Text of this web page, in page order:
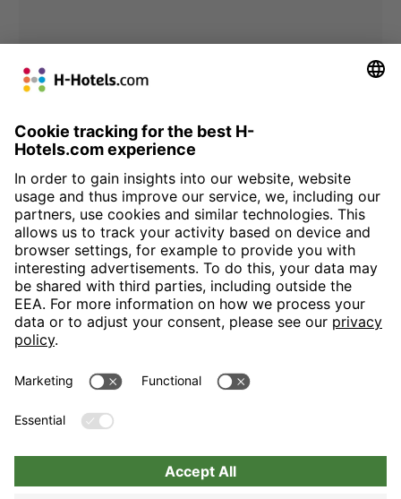
H-Hotels.com is the sponser for the following football club
Follow H-Hotels.com for news and information on the following